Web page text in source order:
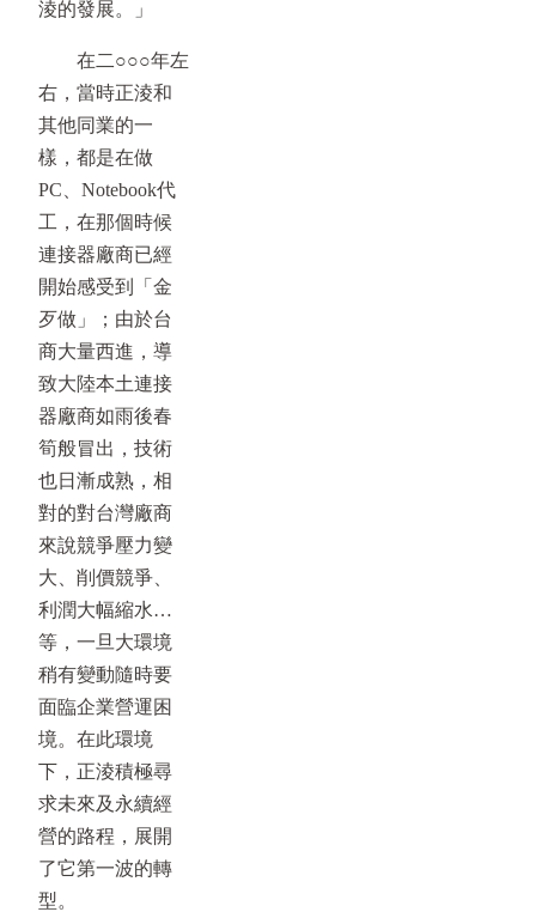
淩的發展。」
在二○○○年左
右，當時正淩和
其他同業的一
樣，都是在做
PC、Notebook代
工，在那個時候
連接器廠商已經
開始感受到「金
歹做」；由於台
商大量西進，導
致大陸本土連接
器廠商如雨後春
筍般冒出，技術
也日漸成熟，相
對的對台灣廠商
來說競爭壓力變
大、削價競爭、
利潤大幅縮水…
等，一旦大環境
稍有變動隨時要
面臨企業營運困
境。在此環境
下，正淩積極尋
求未來及永續經
營的路程，展開
了它第一波的轉
型。